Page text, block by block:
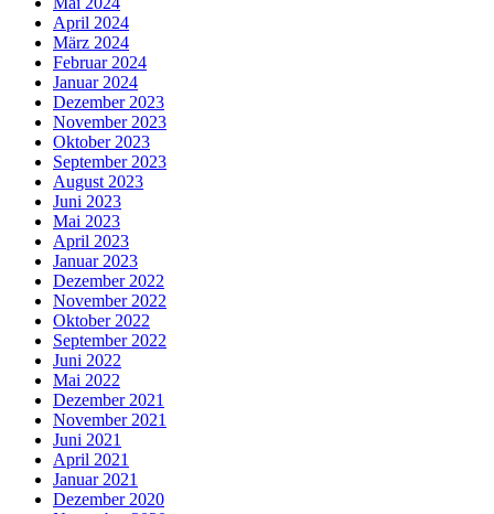
April 2024
März 2024
Februar 2024
Januar 2024
Dezember 2023
November 2023
Oktober 2023
September 2023
August 2023
Juni 2023
Mai 2023
April 2023
Januar 2023
Dezember 2022
November 2022
Oktober 2022
September 2022
Juni 2022
Mai 2022
Dezember 2021
November 2021
Juni 2021
April 2021
Januar 2021
Dezember 2020